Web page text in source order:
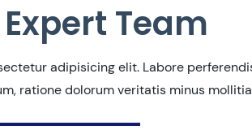
Team
adipisicing elit. Labore
ratione dolorum veritatis minus